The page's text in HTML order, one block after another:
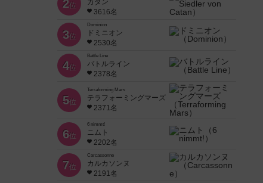
2位
カタン
3616名
3位
Dominion
ドミニオン
2530名
4位
Battle Line
バトルライン
2378名
5位
Terraforming Mars
テラフォーミングマーズ
2371名
6位
6 nimmt!
ニムト
2202名
7位
Carcassonne
カルカソンヌ
2191名